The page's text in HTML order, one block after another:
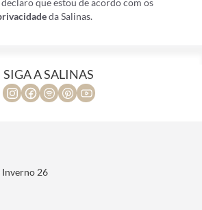
que estou de acordo com os
da Salinas.
SIGA A SALINAS
Inverno 26